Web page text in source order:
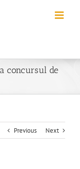
concursul de
Previous Next